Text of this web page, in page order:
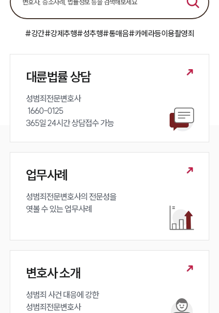
#강간#강제추행#성추행#통매음#카메라등이용촬영죄
대륜법률 상담
성범죄전문변호사
365일 24시간 상담접수 가능
업무사례
성범죄전문변호사의 전문성을
엿볼 수 있는 업무사례
변호사 소개
성범죄 사건 대응에 강한
성범죄전문변호사